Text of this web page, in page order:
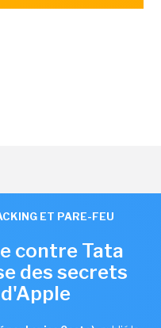
ET PARE-FEU
contre Tata
des secrets